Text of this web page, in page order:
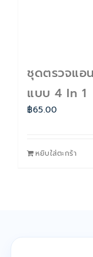
ชุดตรวจแอ
แบบ 4 In 1
฿65.00
หยิบใส่ตะกร้า